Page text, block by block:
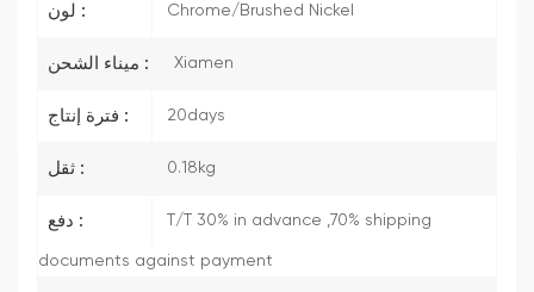
لون : Chrome/Brushed Nickel
ميناء الشحن : Xiamen
فترة إنتاج : 20days
ثقل : 0.18kg
دفع : T/T 30% in advance ,70% shipping
documents against payment